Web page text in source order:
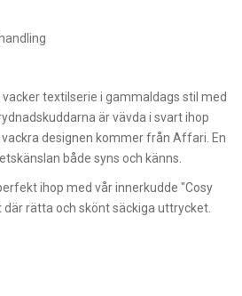
vacker textilserie i gammaldags stil med
är vävda i svart ihop
designen kommer från Affari. En
både syns och känns.
ihop med vår innerkudde "Cosy
rätta och skönt säckiga uttrycket.